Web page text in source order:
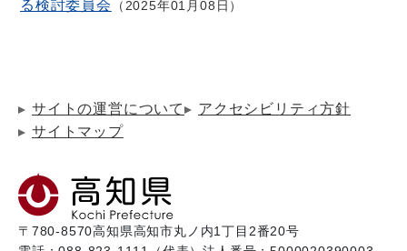
る検討委員会
2025年01月08日
サイトの運営について
アクセシビリティ方針
サイトマップ
〒780-8570高知県高知市丸ノ内1丁目2番20号